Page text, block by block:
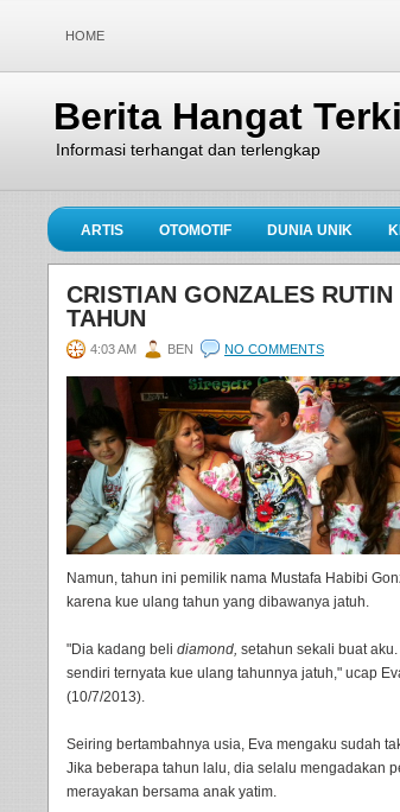
HOME
Berita Hangat
Informasi terhangat dan terlengkap
ARTIS OTOMOTIF DUNIA UNIK
CRISTIAN GONZALES
TAHUN
4:03 AM BEN NO COMMENTS
Namun, tahun ini pemilik nama Mustafa Habibi
karena kue ulang tahun yang dibawanya jatuh.
"Dia kadang beli diamond, setahun sekali buat
sendiri ternyata kue ulang tahunnya jatuh," ucap
(10/7/2013).
Seiring bertambahnya usia, Eva mengaku sudah
Jika beberapa tahun lalu, dia selalu mengadakan
merayakan bersama anak yatim.